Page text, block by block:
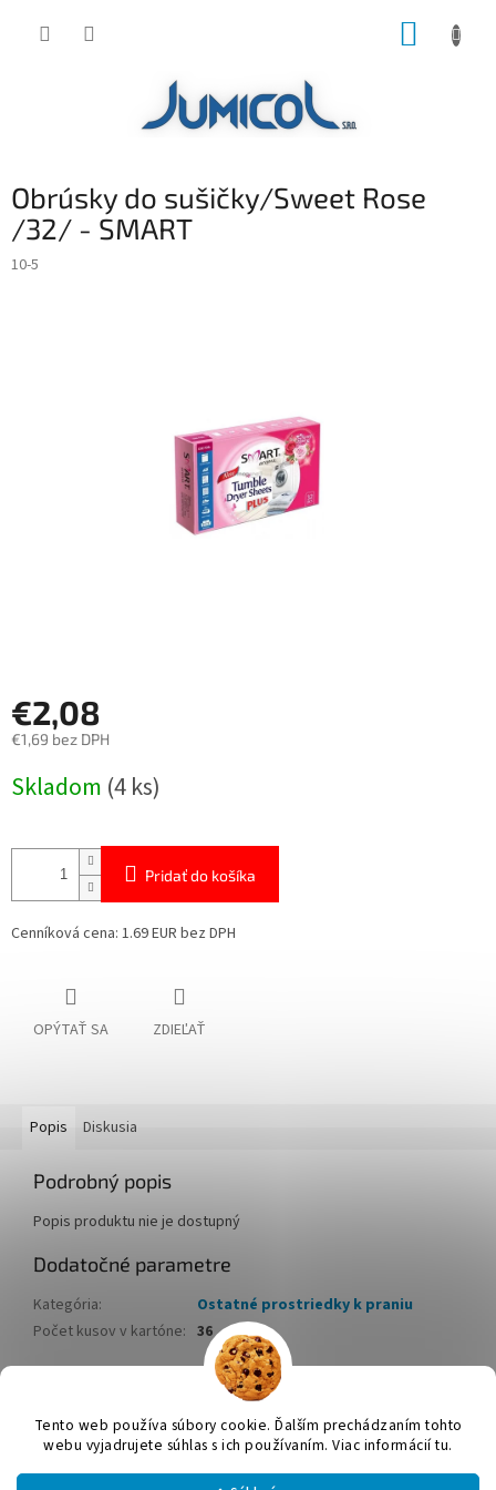
Tento web používa súbory cookie. Ďalším prechádzaním tohto
webu vyjadrujete súhlas s ich používaním. Viac informácií tu.
Obrúsky do sušičky/Sweet Rose
/32/ - SMART
10-5
€2,08
€1,69 bez DPH
cena:
Skladom (4 ks)
Pridať do košíka
Cenníková cena: 1.69 EUR bez DPH
OPÝTAŤ SA ZDIEĽAŤ
Popis Diskusia
Podrobný popis
Popis produktu nie je dostupný
Dodatočné parametre
Kategória:
Ostatné prostriedky k praniu
Počet kusov v kartóne: 36
Vytvoril Shoptet